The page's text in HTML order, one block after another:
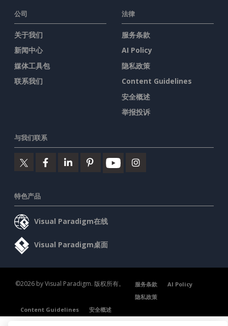
公司
关于我们
新闻中心
媒体工具包
联系我们
法律
服务条款
AI Policy
隐私政策
Content Guidelines
安全概述
举报投诉
与我们联系
特色产品
Visual Paradigm在线
Visual Paradigm桌面
©2026 by Visual Paradigm. 版权所有。 服务条款
AI Policy
隐私政策
Content Guidelines
安全概述